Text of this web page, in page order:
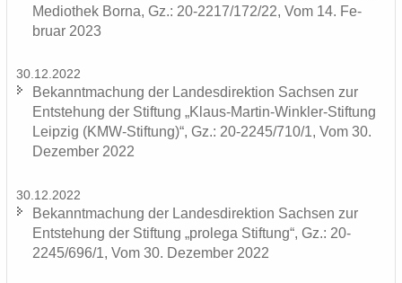
Me­dio­thek Borna, Gz.: 20-2217/172/22, Vom 14. Fe­
bru­ar 2023
30.12.2022
Be­kannt­ma­chung der Lan­des­di­rek­ti­on Sach­sen zur
Ent­ste­hung der Stif­tung „Klaus-​Martin-Winkler-Stiftung
Leip­zig (KMW-​Stiftung)“, Gz.: 20-2245/710/1, Vom 30.
De­zem­ber 2022
30.12.2022
Be­kannt­ma­chung der Lan­des­di­rek­ti­on Sach­sen zur
Ent­ste­hung der Stif­tung „pro­le­ga Stif­tung“, Gz.: 20-
2245/696/1, Vom 30. De­zem­ber 2022